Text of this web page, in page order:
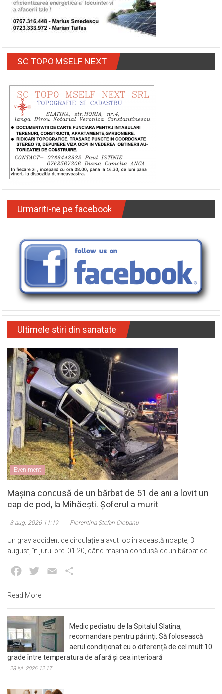
SC TOPO MSELF NEXT
Urmariti-ne pe facebook
Ultimele stiri din sanatate
Eveniment
Mașina condusă de un bărbat de 51 de ani a lovit un
cap de pod, la Mihăești. Șoferul a murit
3 aug. 2026 11:19 Florentina Ștefan Ciobanu
Un grav accident de circulație a avut loc în această noapte, 3
august, în jurul orei 01.20, când mașina condusă de un bărbat de
Facebook
Twitter Email
Read More
Medic pediatru de la Spitalul Slatina,
recomandare pentru părinți: Să folosească
aerul condiționat cu o diferență de cel mult 10
grade între temperatura de afară și cea interioară
28 iul. 2026 12:17